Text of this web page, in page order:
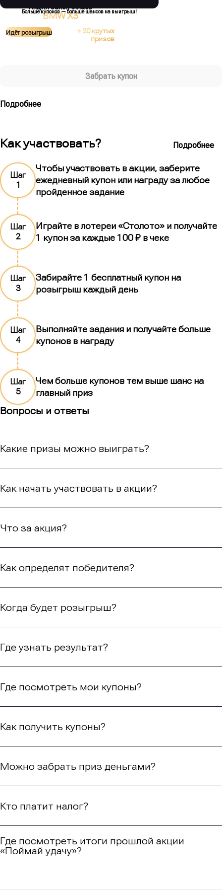
Акция закончилась
BMW X3
Идёт розыгрыш
+ 30 крутых
призов
Больше купонов — больше шансов на выигрыш!
Купон на розыгрыш
Забрать купон
Подробнее
Как участвовать? Подробнее
Шаг
1
Чтобы участвовать в акции, заберите
ежедневный купон или награду за любое
пройденное задание
Шаг
2
Играйте в лотереи «Столото» и получайте
1 купон за каждые 100 ₽ в чеке
Шаг
3
Забирайте 1 бесплатный купон на
розыгрыш каждый день
Шаг
4
Выполняйте задания и получайте больше
купонов в награду
Шаг
5
Чем больше купонов тем выше шанс на
главный приз
Вопросы и ответы
Какие призы можно выиграть?
Как начать участвовать в акции?
Что за акция?
Как определят победителя?
Когда будет розыгрыш?
Где узнать результат?
Где посмотреть мои купоны?
Как получить купоны?
Можно забрать приз деньгами?
Кто платит налог?
Где посмотреть итоги прошлой акции
«Поймай удачу»?